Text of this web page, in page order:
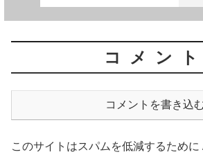
コメント
コメントを書き込
このサイトはスパムを低減するために